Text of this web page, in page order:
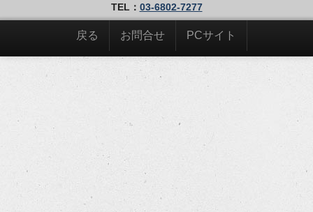
TEL： 03-6802-7277
戻る お問合せ PCサイト